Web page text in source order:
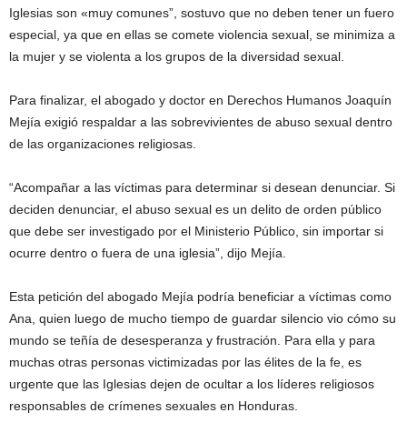
Iglesias son «muy comunes”, sostuvo que no deben tener un fuero
especial, ya que en ellas se comete violencia sexual, se minimiza a
la mujer y se violenta a los grupos de la diversidad sexual.
Para finalizar, el abogado y doctor en Derechos Humanos Joaquín
Mejía exigió respaldar a las sobrevivientes de abuso sexual dentro
de las organizaciones religiosas.
“Acompañar a las víctimas para determinar si desean denunciar. Si
deciden denunciar, el abuso sexual es un delito de orden público
que debe ser investigado por el Ministerio Público, sin importar si
ocurre dentro o fuera de una iglesia”, dijo Mejía.
Esta petición del abogado Mejía podría beneficiar a víctimas como
Ana, quien luego de mucho tiempo de guardar silencio vio cómo su
mundo se teñía de desesperanza y frustración. Para ella y para
muchas otras personas victimizadas por las élites de la fe, es
urgente que las Iglesias dejen de ocultar a los líderes religiosos
responsables de crímenes sexuales en Honduras.